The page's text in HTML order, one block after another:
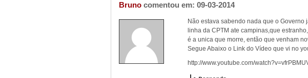
Bruno comentou em: 09-03-2014
Não estava sabendo nada que o
linha da CPTM ate campinas,que
é a unica que morre, então que venham
Segue Abaixo o Link do Vídeo que vi no
http://www.youtube.com/